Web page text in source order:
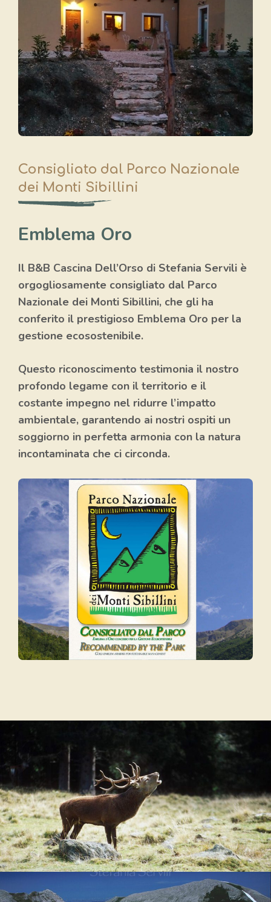
Consigliato dal Parco Nazionale
dei Monti Sibillini
Emblema Oro
Il B&B Cascina Dell’Orso di Stefania Servili è
orgogliosamente consigliato dal Parco
Nazionale dei Monti Sibillini, che gli ha
conferito il prestigioso Emblema Oro per la
gestione ecosostenibile.
Questo riconoscimento testimonia il nostro
profondo legame con il territorio e il
costante impegno nel ridurre l’impatto
ambientale, garantendo ai nostri ospiti un
soggiorno in perfetta armonia con la natura
incontaminata che ci circonda.